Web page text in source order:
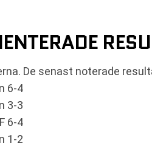
De senast noterade
6-4
3-3
6-4
1-2